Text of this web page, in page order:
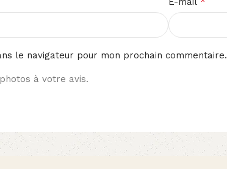
le navigateur pour mon prochain commentaire.
à votre avis.